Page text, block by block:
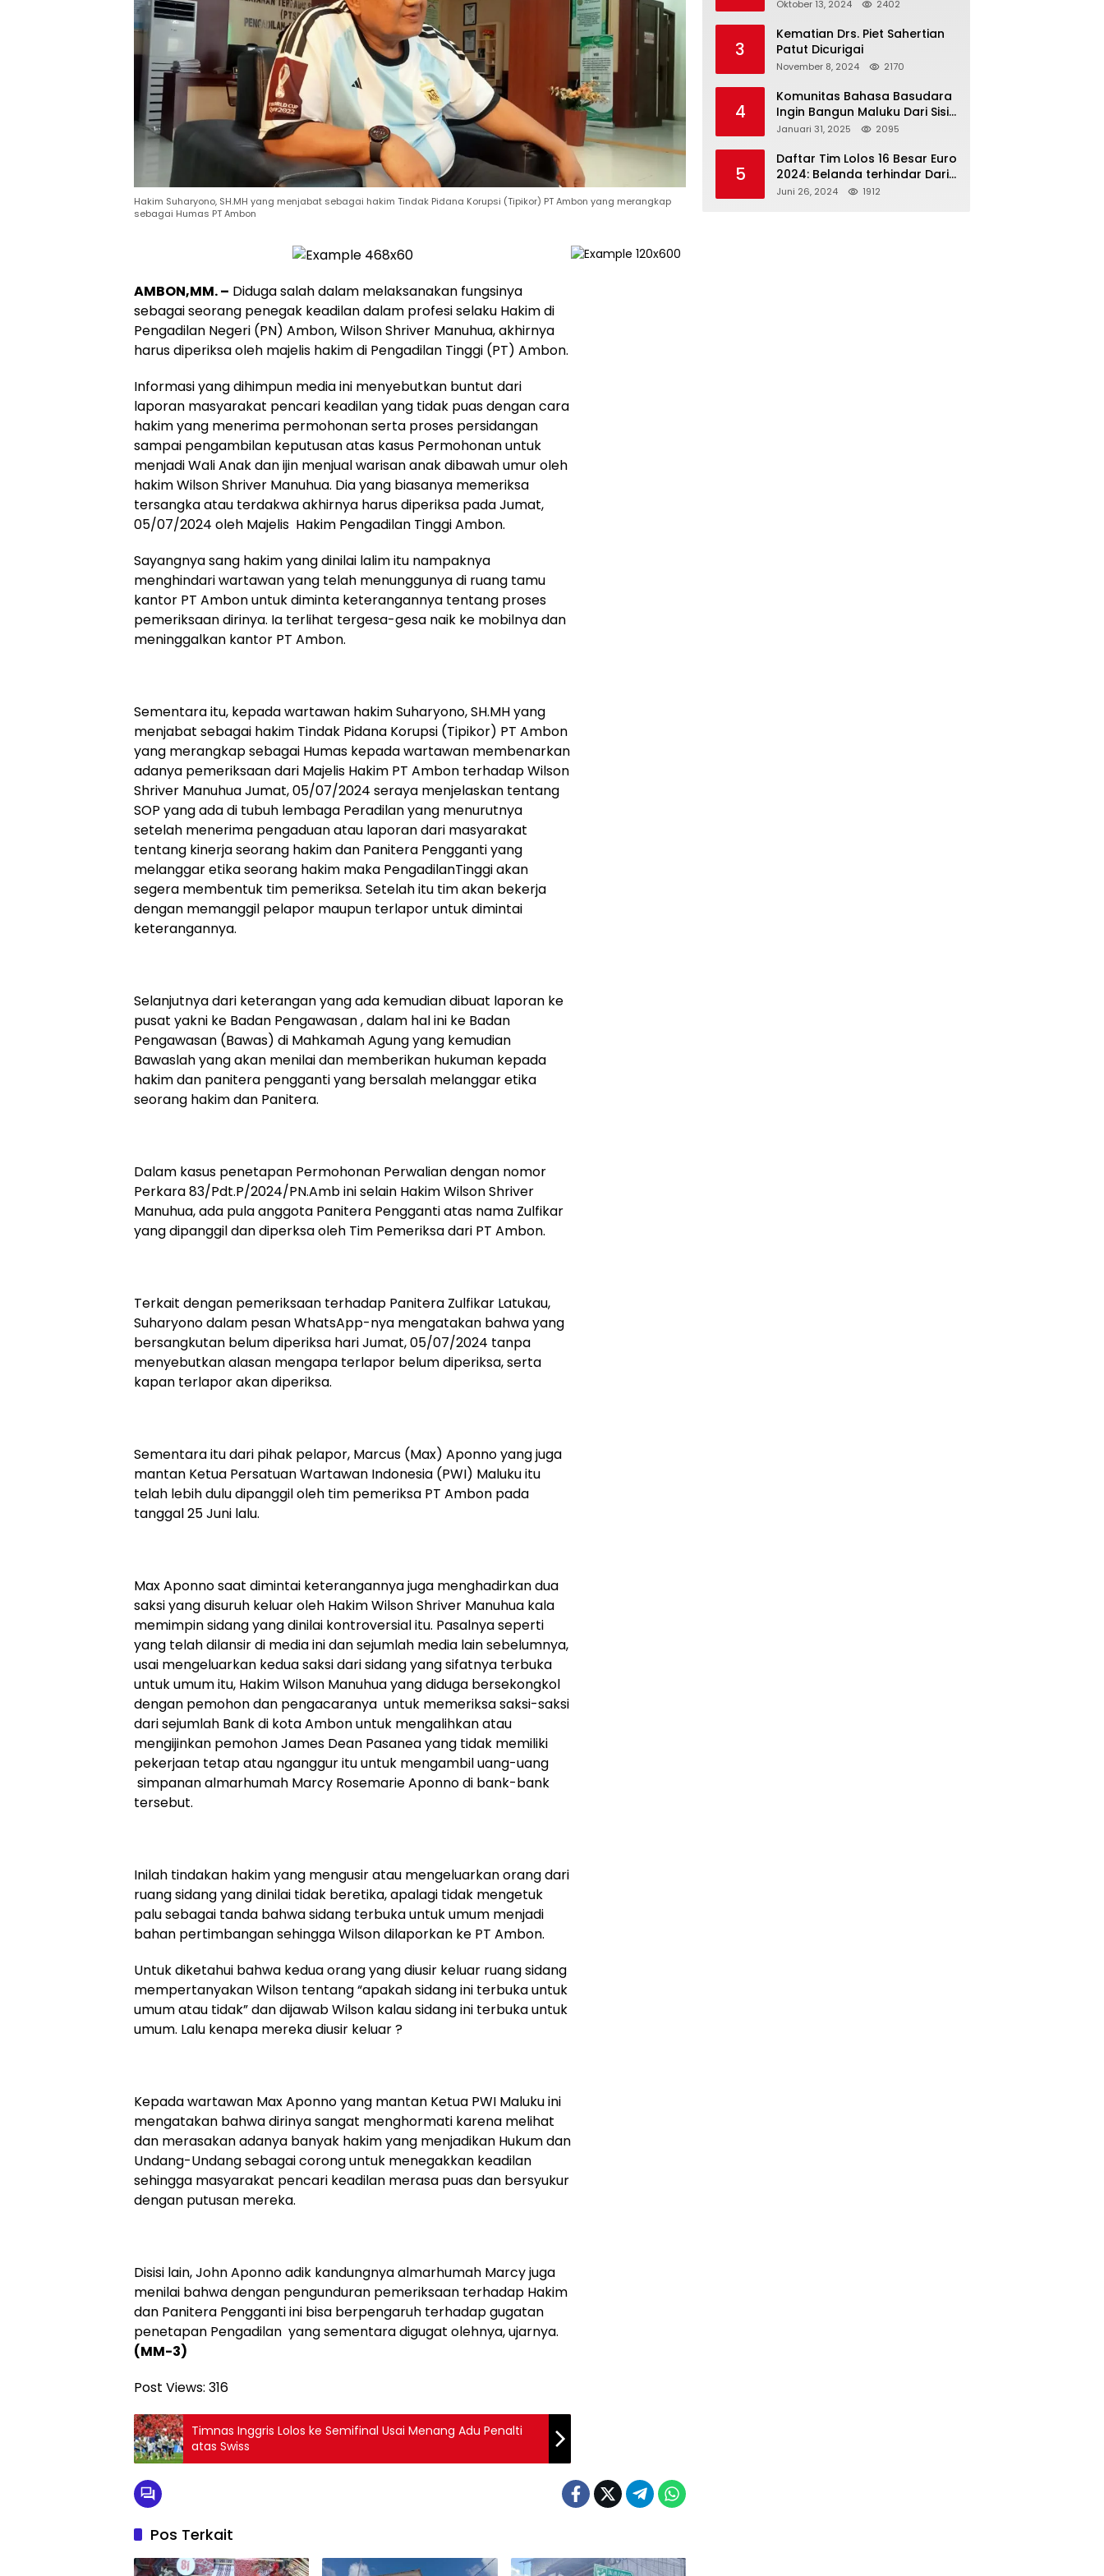
Hakim Suharyono, SH.MH yang menjabat sebagai hakim Tindak Pidana Korupsi (Tipikor) PT Ambon yang merangkap
sebagai Humas PT Ambon
AMBON,MM. – Diduga salah dalam melaksanakan fungsinya
sebagai seorang penegak keadilan dalam profesi selaku Hakim di
Pengadilan Negeri (PN) Ambon, Wilson Shriver Manuhua, akhirnya
harus diperiksa oleh majelis hakim di Pengadilan Tinggi (PT) Ambon.
Informasi yang dihimpun media ini menyebutkan buntut dari
laporan masyarakat pencari keadilan yang tidak puas dengan cara
hakim yang menerima permohonan serta proses persidangan
sampai pengambilan keputusan atas kasus Permohonan untuk
menjadi Wali Anak dan ijin menjual warisan anak dibawah umur oleh
hakim Wilson Shriver Manuhua. Dia yang biasanya memeriksa
tersangka atau terdakwa akhirnya harus diperiksa pada Jumat,
05/07/2024 oleh Majelis Hakim Pengadilan Tinggi Ambon.
Sayangnya sang hakim yang dinilai lalim itu nampaknya
menghindari wartawan yang telah menunggunya di ruang tamu
kantor PT Ambon untuk diminta keterangannya tentang proses
pemeriksaan dirinya. Ia terlihat tergesa-gesa naik ke mobilnya dan
meninggalkan kantor PT Ambon.
Sementara itu, kepada wartawan hakim Suharyono, SH.MH yang
menjabat sebagai hakim Tindak Pidana Korupsi (Tipikor) PT Ambon
yang merangkap sebagai Humas kepada wartawan membenarkan
adanya pemeriksaan dari Majelis Hakim PT Ambon terhadap Wilson
Shriver Manuhua Jumat, 05/07/2024 seraya menjelaskan tentang
SOP yang ada di tubuh lembaga Peradilan yang menurutnya
setelah menerima pengaduan atau laporan dari masyarakat
tentang kinerja seorang hakim dan Panitera Pengganti yang
melanggar etika seorang hakim maka PengadilanTinggi akan
segera membentuk tim pemeriksa. Setelah itu tim akan bekerja
dengan memanggil pelapor maupun terlapor untuk dimintai
keterangannya.
Selanjutnya dari keterangan yang ada kemudian dibuat laporan ke
pusat yakni ke Badan Pengawasan , dalam hal ini ke Badan
Pengawasan (Bawas) di Mahkamah Agung yang kemudian
Bawaslah yang akan menilai dan memberikan hukuman kepada
hakim dan panitera pengganti yang bersalah melanggar etika
seorang hakim dan Panitera.
Dalam kasus penetapan Permohonan Perwalian dengan nomor
Perkara 83/Pdt.P/2024/PN.Amb ini selain Hakim Wilson Shriver
Manuhua, ada pula anggota Panitera Pengganti atas nama Zulfikar
yang dipanggil dan diperksa oleh Tim Pemeriksa dari PT Ambon.
Terkait dengan pemeriksaan terhadap Panitera Zulfikar Latukau,
Suharyono dalam pesan WhatsApp-nya mengatakan bahwa yang
bersangkutan belum diperiksa hari Jumat, 05/07/2024 tanpa
menyebutkan alasan mengapa terlapor belum diperiksa, serta
kapan terlapor akan diperiksa.
Sementara itu dari pihak pelapor, Marcus (Max) Aponno yang juga
mantan Ketua Persatuan Wartawan Indonesia (PWI) Maluku itu
telah lebih dulu dipanggil oleh tim pemeriksa PT Ambon pada
tanggal 25 Juni lalu.
Max Aponno saat dimintai keterangannya juga menghadirkan dua
saksi yang disuruh keluar oleh Hakim Wilson Shriver Manuhua kala
memimpin sidang yang dinilai kontroversial itu. Pasalnya seperti
yang telah dilansir di media ini dan sejumlah media lain sebelumnya,
usai mengeluarkan kedua saksi dari sidang yang sifatnya terbuka
untuk umum itu, Hakim Wilson Manuhua yang diduga bersekongkol
dengan pemohon dan pengacaranya untuk memeriksa saksi-saksi
dari sejumlah Bank di kota Ambon untuk mengalihkan atau
mengijinkan pemohon James Dean Pasanea yang tidak memiliki
pekerjaan tetap atau nganggur itu untuk mengambil uang-uang
simpanan almarhumah Marcy Rosemarie Aponno di bank-bank
tersebut.
Inilah tindakan hakim yang mengusir atau mengeluarkan orang dari
ruang sidang yang dinilai tidak beretika, apalagi tidak mengetuk
palu sebagai tanda bahwa sidang terbuka untuk umum menjadi
bahan pertimbangan sehingga Wilson dilaporkan ke PT Ambon.
Untuk diketahui bahwa kedua orang yang diusir keluar ruang sidang
mempertanyakan Wilson tentang “apakah sidang ini terbuka untuk
umum atau tidak” dan dijawab Wilson kalau sidang ini terbuka untuk
umum. Lalu kenapa mereka diusir keluar ?
Kepada wartawan Max Aponno yang mantan Ketua PWI Maluku ini
mengatakan bahwa dirinya sangat menghormati karena melihat
dan merasakan adanya banyak hakim yang menjadikan Hukum dan
Undang-Undang sebagai corong untuk menegakkan keadilan
sehingga masyarakat pencari keadilan merasa puas dan bersyukur
dengan putusan mereka.
Disisi lain, John Aponno adik kandungnya almarhumah Marcy juga
menilai bahwa dengan pengunduran pemeriksaan terhadap Hakim
dan Panitera Pengganti ini bisa berpengaruh terhadap gugatan
penetapan Pengadilan yang sementara digugat olehnya, ujarnya.
(MM-3)
Post Views: 316
Timnas Inggris Lolos ke Semifinal Usai Menang Adu Penalti
atas Swiss
Pos Terkait
Oktober 13, 2024 2402
3
Kematian Drs. Piet Sahertian
Patut Dicurigai
November 8, 2024 2170
4
Komunitas Bahasa Basudara
Ingin Bangun Maluku Dari Sisi
Bahasa
Januari 31, 2025 2095
5
Daftar Tim Lolos 16 Besar Euro
2024: Belanda terhindar Dari
Spanyol dan Ingriss, Prancis
Juni 26, 2024 1912